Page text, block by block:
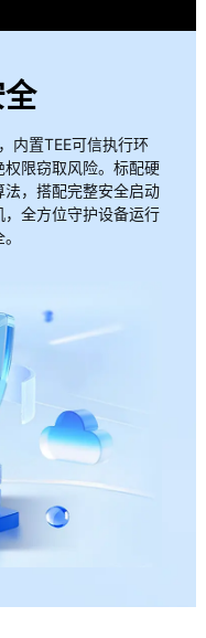
内置TEE可信执行环
限窃取风险。标配硬
，搭配完整安全启动
全方位守护设备运行